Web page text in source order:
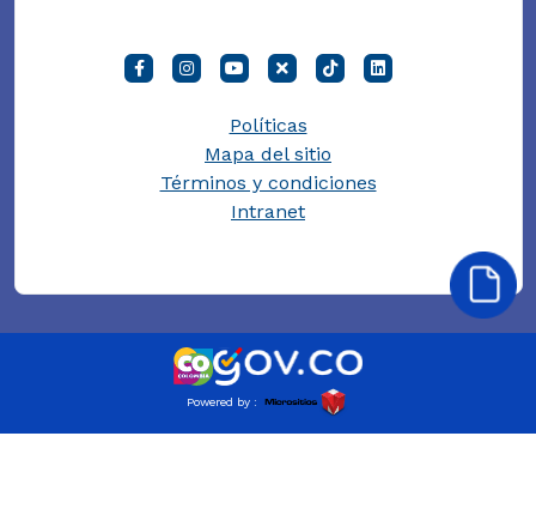
Políticas
Mapa del sitio
Términos y condiciones
Intranet
Powered by :